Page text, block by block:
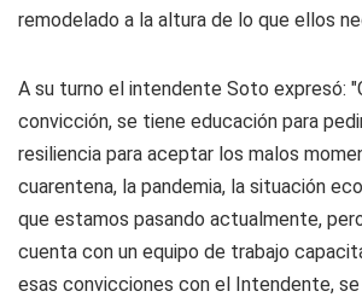
remodelado a la altura de lo que ellos
A su turno el intendente Soto expresó:
convicción, se tiene educación para
resiliencia para aceptar los malos
cuarentena, la pandemia, la situación
que estamos pasando actualmente,
cuenta con un equipo de trabajo
esas convicciones con el Intendente,